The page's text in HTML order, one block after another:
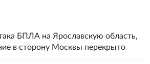
БПЛА на Ярославскую область,
в сторону Москвы перекрыто